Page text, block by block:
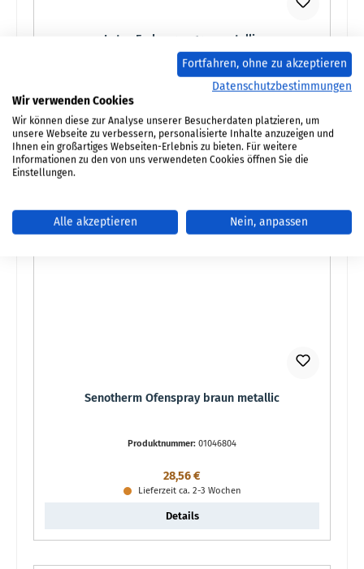
Lotus Farbspray grau metallic
01007367
Regulärer Preis:
27,07 €
Lieferzeit ca. 2-3 Wochen
Details
Senotherm Ofenspray braun metallic
Produktnummer: 01046804
Regulärer Preis:
28,56 €
Lieferzeit ca. 2-3 Wochen
Details
Fortfahren, ohne zu akzeptieren
Datenschutzbestimmungen
Wir verwenden Cookies
Wir können diese zur Analyse unserer Besucherdaten platzieren, um
unsere Webseite zu verbessern, personalisierte Inhalte anzuzeigen und
Ihnen ein großartiges Webseiten-Erlebnis zu bieten. Für weitere
Informationen zu den von uns verwendeten Cookies öffnen Sie die
Einstellungen.
Alle akzeptieren Nein, anpassen